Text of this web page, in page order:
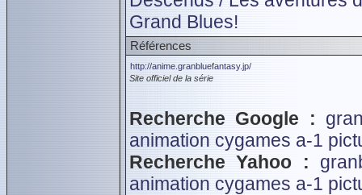
Grand Blues!
Références
http://anime.granbluefantasy.jp/
Site officiel de la série
Recherche Google :
animation cygames a-1
Recherche Yahoo :
animation cygames a-1